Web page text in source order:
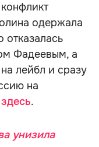
одержала
отказалась
Фадеевым, а
лейбл и сразу
на
здесь.
унизила